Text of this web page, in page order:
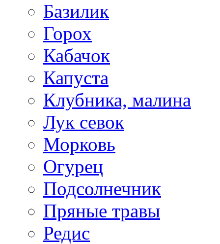
Базилик
Горох
Кабачок
Капуста
Клубника, малина
Лук севок
Морковь
Огурец
Подсолнечник
Пряные травы
Редис